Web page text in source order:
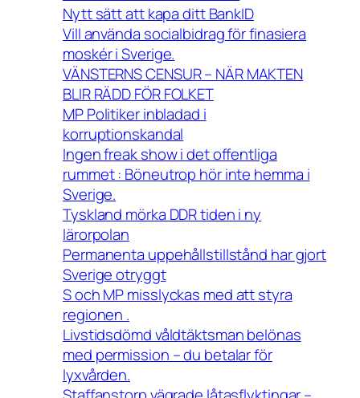
Nytt sätt att kapa ditt BankID
Vill använda socialbidrag för finasiera
moskér i Sverige.
VÄNSTERNS CENSUR – NÄR MAKTEN
BLIR RÄDD FÖR FOLKET
MP Politiker inbladad i
korruptionskandal
Ingen freak show i det offentliga
rummet : Böneutrop hör inte hemma i
Sverige.
Tyskland mörka DDR tiden i ny
lärorpolan
Permanenta uppehållstillstånd har gjort
Sverige otryggt
S och MP misslyckas med att styra
regionen .
Livstidsdömd våldtäktsman belönas
med permission – du betalar för
lyxvården.